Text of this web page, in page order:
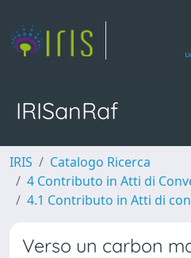
IRISanRaf
IRIS
Catalogo Ricerca
4 Contributo in Atti di
4.1 Contributo in Atti di
Verso un carbon